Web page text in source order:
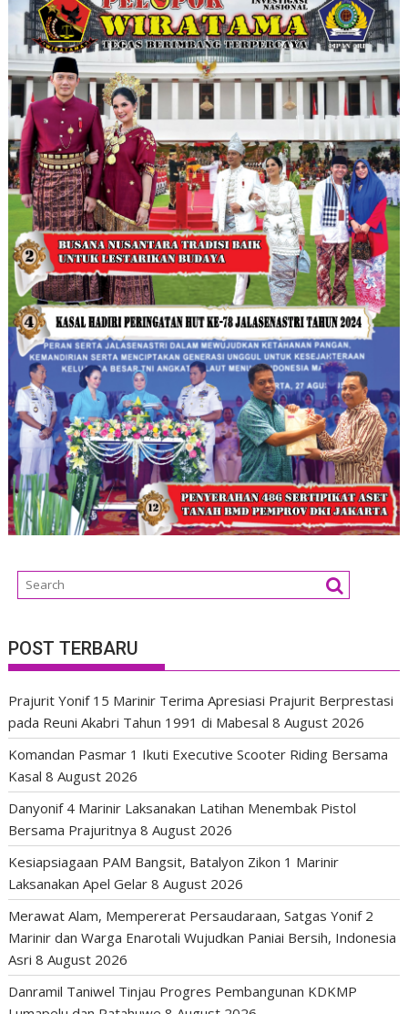
POST TERBARU
Prajurit Yonif 15 Marinir Terima Apresiasi Prajurit Berprestasi
pada Reuni Akabri Tahun 1991 di Mabesal 8 August 2026
Komandan Pasmar 1 Ikuti Executive Scooter Riding Bersama
Kasal 8 August 2026
Danyonif 4 Marinir Laksanakan Latihan Menembak Pistol
Bersama Prajuritnya 8 August 2026
Kesiapsiagaan PAM Bangsit, Batalyon Zikon 1 Marinir
Laksanakan Apel Gelar 8 August 2026
Merawat Alam, Mempererat Persaudaraan, Satgas Yonif 2
Marinir dan Warga Enarotali Wujudkan Paniai Bersih, Indonesia
Asri 8 August 2026
Danramil Taniwel Tinjau Progres Pembangunan KDKMP